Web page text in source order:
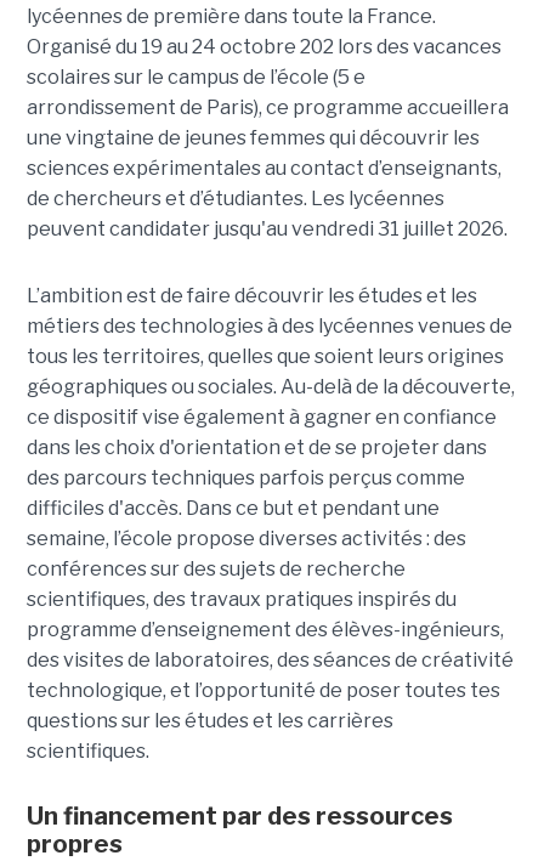
lycéennes de première dans toute la France.
Organisé du 19 au 24 octobre 202 lors des vacances
scolaires sur le campus de l’école (5 e
arrondissement de Paris), ce programme accueillera
une vingtaine de jeunes femmes qui découvrir les
sciences expérimentales au contact d’enseignants,
de chercheurs et d’étudiantes. Les lycéennes
peuvent candidater jusqu'au vendredi 31 juillet 2026.
L’ambition est de faire découvrir les études et les
métiers des technologies à des lycéennes venues de
tous les territoires, quelles que soient leurs origines
géographiques ou sociales. Au-delà de la découverte,
ce dispositif vise également à gagner en confiance
dans les choix d'orientation et de se projeter dans
des parcours techniques parfois perçus comme
difficiles d'accès. Dans ce but et pendant une
semaine, l’école propose diverses activités : des
conférences sur des sujets de recherche
scientifiques, des travaux pratiques inspirés du
programme d’enseignement des élèves-ingénieurs,
des visites de laboratoires, des séances de créativité
technologique, et l’opportunité de poser toutes tes
questions sur les études et les carrières
scientifiques.
Un financement par des ressources
propres